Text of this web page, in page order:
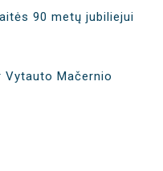
90 metų jubiliejui
Vytauto Mačernio